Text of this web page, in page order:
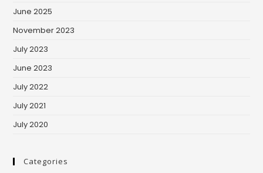
June 2025
November 2023
July 2023
June 2023
July 2022
July 2021
July 2020
Categories